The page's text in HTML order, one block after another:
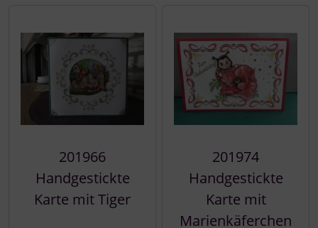
201966
Handgestickte
Karte mit Tiger
201974
Handgestickte
Karte mit
Marienkäferchen